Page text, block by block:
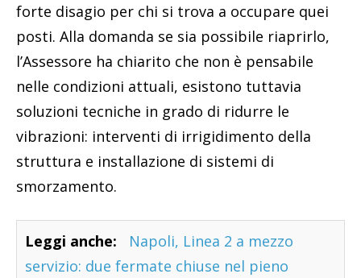
forte disagio per chi si trova a occupare quei
posti. Alla domanda se sia possibile riaprirlo,
l’Assessore ha chiarito che non è pensabile
nelle condizioni attuali, esistono tuttavia
soluzioni tecniche in grado di ridurre le
vibrazioni: interventi di irrigidimento della
struttura e installazione di sistemi di
smorzamento.
Leggi anche:
Napoli, Linea 2 a mezzo
servizio: due fermate chiuse nel pieno